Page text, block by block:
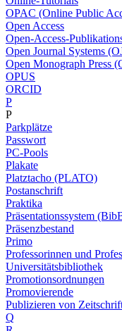
OPAC (Online Public
Open Access
Open-Access-
Open Journal Systems
Open Monograph Press
OPUS
ORCID
P
P
Parkplätze
Passwort
PC-Pools
Plakate
Platztacho (PLATO)
Postanschrift
Praktika
Präsentationssystem
Präsenzbestand
Primo
Professorinnen und
Universitätsbibliothek
Promotionsordnungen
Promovierende
Publizieren von
Q